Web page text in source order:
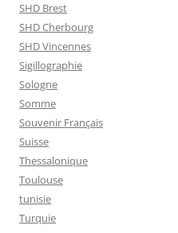
SHD Brest
SHD Cherbourg
SHD Vincennes
Sigillographie
Sologne
Somme
Souvenir Français
Suisse
Thessalonique
Toulouse
tunisie
Turquie